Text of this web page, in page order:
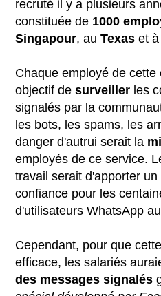
recruté il y a plusieurs
constituée de 1000
Singapour, auTexas et à
Chaque employé de
objectif desurveiller les
signalés par la
les bots, les spams, les
danger d'autrui serait la
employés de ce service.
travail serait d'apporter
confiance pour les
d'utilisateurs WhatsApp
Cependant, pour que
efficace, les salariés
des messages signalés